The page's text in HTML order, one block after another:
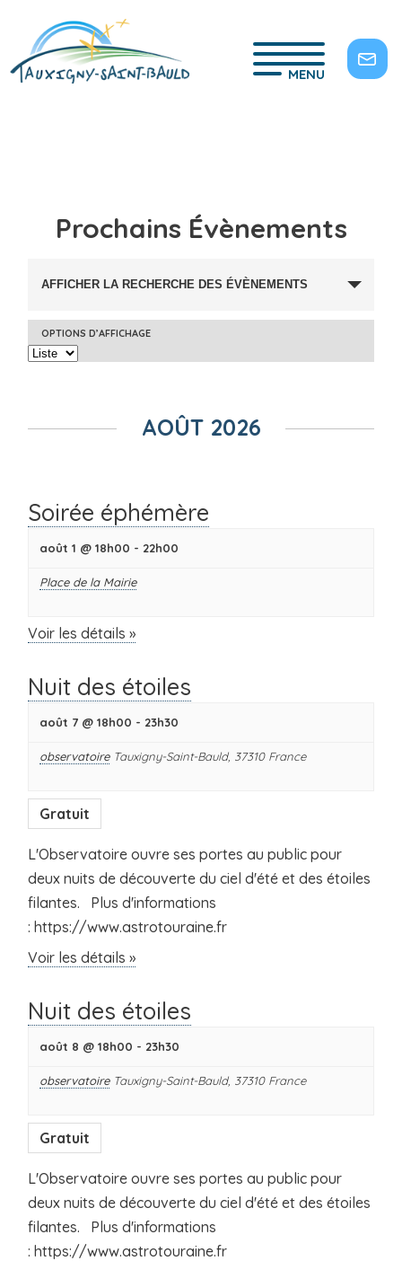
MENU
Prochains Évènements
NAVIGATION
DE
AFFICHER LA RECHERCHE DES ÉVÈNEMENTS
Navigation
de
OPTIONS D’AFFICHAGE
AOÛT 2026
Soirée éphémère
août 1 @ 18h00 - 22h00
Place de la Mairie
Voir les détails »
Nuit des étoiles
août 7 @ 18h00 - 23h30
observatoire Tauxigny-Saint-Bauld, 37310 France
Gratuit
L'Observatoire ouvre ses portes au public pour
deux nuits de découverte du ciel d'été et des étoiles
filantes. Plus d'informations
: https://www.astrotouraine.fr
Voir les détails »
Nuit des étoiles
août 8 @ 18h00 - 23h30
observatoire Tauxigny-Saint-Bauld, 37310 France
Gratuit
L'Observatoire ouvre ses portes au public pour
deux nuits de découverte du ciel d'été et des étoiles
filantes. Plus d'informations
: https://www.astrotouraine.fr